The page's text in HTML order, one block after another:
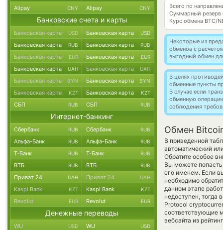
Всего по
Суммарный резерв
Курс обмена BTC/
Некоторые из
обменов с
выгодный обмен
В целях
обменные пункты
В случае если
обменную
соблюдения
Обмен
В приведенной
автоматический
Обратите особое
Вы можете
его именем. Если
необходимо
данном этапе
недоступен, тогда
Protocol
соответствующие
вебсайта из
Alipay CNY Alipay CNY
Банковские счета и карты
Банковская карта USD Банковская карта USD
Банковская карта RUB Банковская карта RUB
Банковская карта EUR Банковская карта EUR
Банковская карта UAH Банковская карта UAH
Банковская карта BYN Банковская карта BYN
Банковская карта KZT Банковская карта KZT
СБП RUB СБП RUB
Интернет-банкинг
Сбербанк RUB Сбербанк RUB
Альфа-Банк RUB Альфа-Банк RUB
Т-Банк RUB Т-Банк RUB
ВТБ RUB ВТБ RUB
Приват 24 UAH Приват 24 UAH
Kaspi Bank KZT Kaspi Bank KZT
Revolut EUR Revolut EUR
Денежные переводы
WU USD WU USD